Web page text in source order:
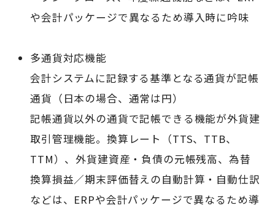
や会計パッケージで異なるため導入時に吟味
多通貨対応機能
会計システムに記録する基準となる通貨が記帳
通貨（日本の場合、通常は円）
記帳通貨以外の通貨で記帳できる機能が外貨建
取引管理機能。換算レート（TTS、TTB、
TTM）、外貨建資産・負債の元帳残高、為替
換算損益／期末評価替えの自動計算・自動仕訳
などは、ERPや会計パッケージで異なるため導